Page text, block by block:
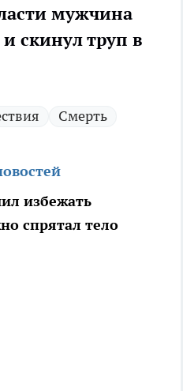
мужчина
скинул труп в
Смерть
избежать
спрятал тело